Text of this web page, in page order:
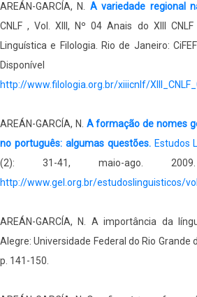
AREÁN-GARCÍA, N. A variedade regional
CNLF , Vol. XIII, Nº 04 Anais do XIII
Linguística e Filologia. Rio de Janeiro:
http://www.filologia.org.br/xiiicnlf/
AREÁN-GARCÍA, N. A formação de nomes
no português: algumas questões. Estudos
(2): 31-41, maio-ago.
http://www.gel.org.br/estudoslinguisticos/
AREÁN-GARCÍA, N. A importância da
Alegre: Universidade Federal do Rio Grande
p. 141-150.